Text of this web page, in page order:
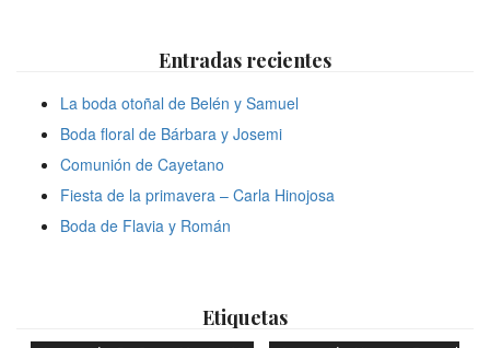
Entradas recientes
La boda otoñal de Belén y Samuel
Boda floral de Bárbara y Josemi
Comunión de Cayetano
Fiesta de la primavera – Carla Hinojosa
Boda de Flavia y Román
Etiquetas